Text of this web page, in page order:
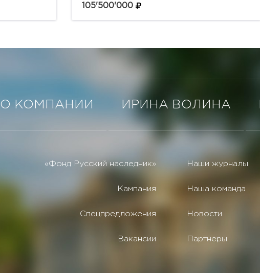
105'500'000
О КОМПАНИИ ИРИНА ВОЛИНА
«Фонд Русский наследник»
Кампания
Спецпредложения
Вакансии
Наши журналы
Наша команда
Новости
Партнеры